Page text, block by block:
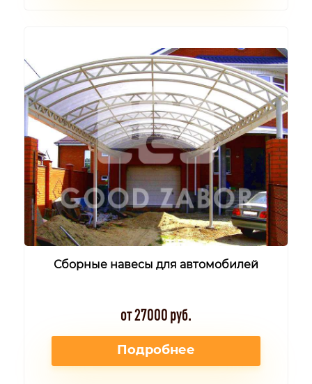
Сборные навесы для автомобилей
от 27000 руб.
Подробнее